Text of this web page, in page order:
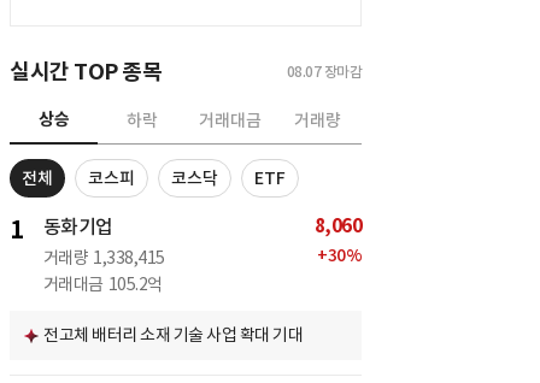
실시간 TOP 종목 08.07 장마감
상승 하락 거래대금 거래량
전체 코스피 코스닥 ETF
1 동화기업
거래량 1,338,415
거래대금 105.2억
8,060
+30%
전고체 배터리 소재 기술 사업 확대 기대